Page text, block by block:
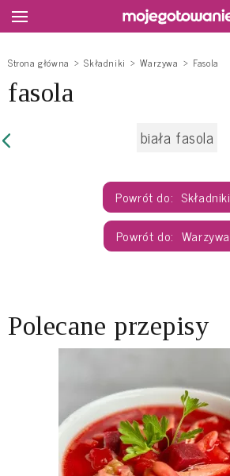
Strona główna Składniki Warzywa Fasola
fasola
biała fasola
Składniki
Warzywa
Polecane przepisy